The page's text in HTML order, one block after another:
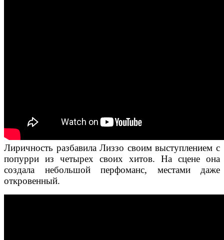
Лиричность разбавила Лиззо своим выступлением с
попурри из четырех своих хитов. На сцене она
создала небольшой перфоманс, местами даже
откровенный.